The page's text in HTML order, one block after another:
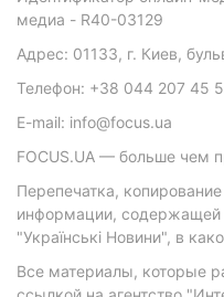
медиа - R40-03129
Адрес: 01133, г. Киев,
Телефон: +38 044 207 45
E-mail: info@focus.ua
FOCUS.UA — больше чем
Перепечатка,
информации, содержащей
"Українські Новини", в
Все материалы, которые